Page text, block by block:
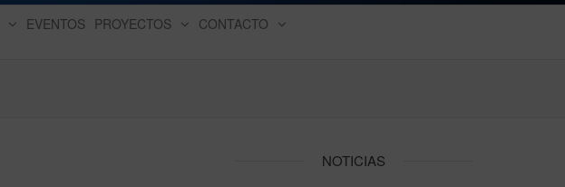
EVENTOS PROYECTOS CONTACTO
NOTICIAS